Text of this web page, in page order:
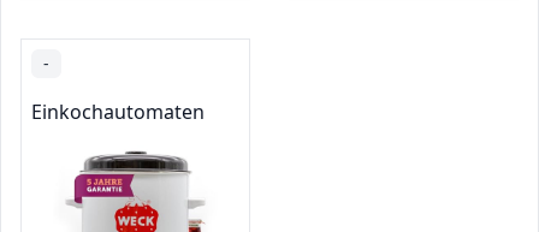
-
Einkochautomaten